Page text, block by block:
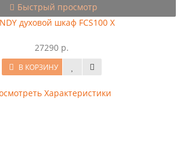
Быстрый просмотр
духовой шкаф FСS100 X
27290 р.
В КОРЗИНУ
Характеристики